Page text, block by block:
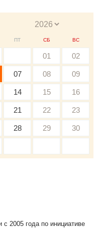
ПТ СБ ВС
01 02
07 08 09
14 15 16
21 22 23
28 29 30
2005 года по инициативе